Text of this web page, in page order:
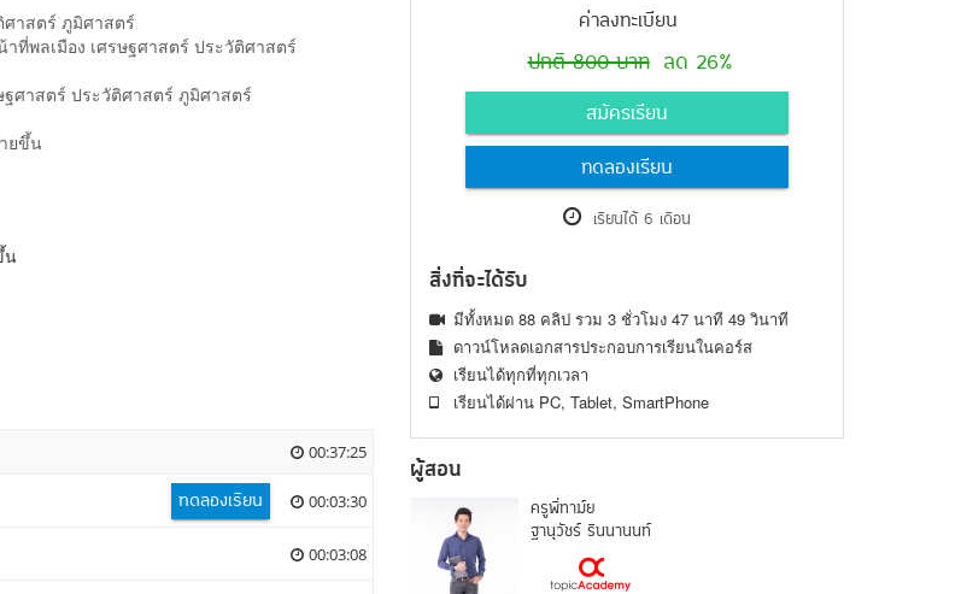
าสตร์ ภูมิศาสตร์
ที่พลเมือง เศรษฐศาสตร์ ประวัติศาสตร์
ศาสตร์ ประวัติศาสตร์ ภูมิศาสตร์
ยขึ้น
น
00:37:25
00:03:30
ทดลองเรียน
00:03:08
ค่าลงทะเบียน
ปกติ 800 บาท ลด 26%
สมัครเรียน
ทดลองเรียน
เรียนได้ 6 เดือน
สิ่งที่จะได้รับ
มีทั้งหมด 88 คลิป รวม 3 ชั่วโมง 47 นาที 49 วินาที
ดาวน์โหลดเอกสารประกอบการเรียนในคอร์ส
เรียนได้ทุกที่ทุกเวลา
เรียนได้ผ่าน PC, Tablet, SmartPhone
ผู้สอน
ครูพี่ทาม์ย
ฐานุวัชร์ รินนานนท์